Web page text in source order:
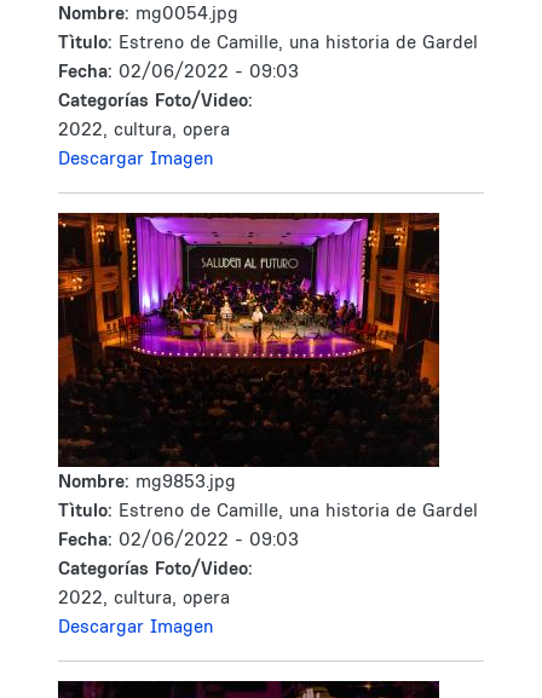
Nombre: mg0054.jpg
Tìtulo: Estreno de Camille, una historia de Gardel
Fecha: 02/06/2022 - 09:03
Categorías Foto/Video:
2022, cultura, opera
Descargar Imagen
Nombre: mg9853.jpg
Tìtulo: Estreno de Camille, una historia de Gardel
Fecha: 02/06/2022 - 09:03
Categorías Foto/Video:
2022, cultura, opera
Descargar Imagen